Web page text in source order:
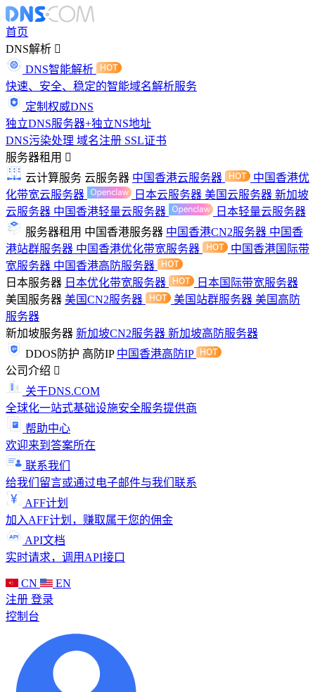
首页
DNS解析
DNS智能解析
快速、安全、稳定的智能域名解析服务
定制权威DNS
独立DNS服务器+独立NS地址
DNS污染处理 域名注册 SSL证书
服务器租用
云计算服务 云服务器 中国香港云服务器
中国香港优
化带宽云服务器
日本云服务器 美国云服务器 新加坡
云服务器 中国香港轻量云服务器
日本轻量云服务器
服务器租用 中国香港服务器 中国香港CN2服务器 中国香
港站群服务器 中国香港优化带宽服务器
中国香港国际带
宽服务器 中国香港高防服务器
日本服务器 日本优化带宽服务器
日本国际带宽服务器
美国服务器 美国CN2服务器 美国站群服务器 美国高防
服务器
新加坡服务器 新加坡CN2服务器 新加坡高防服务器
DDOS防护 高防IP 中国香港高防IP
公司介绍
关于DNS.COM
全球化一站式基础设施安全服务提供商
帮助中心
欢迎来到答案所在
联系我们
给我们留言或通过电子邮件与我们联系
AFF计划
加入AFF计划，赚取属于您的佣金
API文档
实时请求，调用API接口
CN
EN
注册 登录
控制台